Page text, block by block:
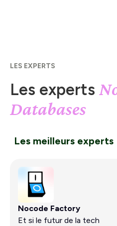
LES EXPERTS
Les experts
Databases
Les meilleurs experts
Nocode Factory
Et si le futur de la tech